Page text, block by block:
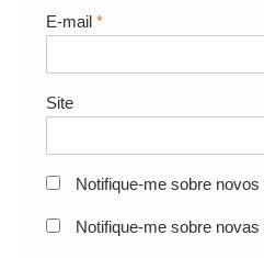
E-mail *
Site
Notifique-me sobre
Notifique-me sobre